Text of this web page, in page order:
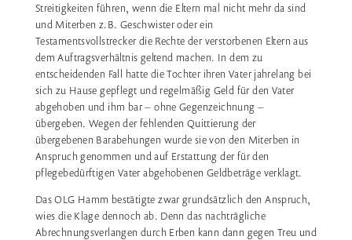
Streitigkeiten führen, wenn die Eltern mal nicht mehr da sind
und Miterben z.B. Geschwister oder ein
Testamentsvollstrecker die Rechte der verstorbenen Eltern aus
dem Auftragsverhältnis geltend machen. In dem zu
entscheidenden Fall hatte die Tochter ihren Vater jahrelang bei
sich zu Hause gepflegt und regelmäßig Geld für den Vater
abgehoben und ihm bar – ohne Gegenzeichnung –
übergeben. Wegen der fehlenden Quittierung der
übergebenen Barabehungen wurde sie von den Miterben in
Anspruch genommen und auf Erstattung der für den
pflegebedürftigen Vater abgehobenen Geldbeträge verklagt.
Das OLG Hamm bestätigte zwar grundsätzlich den Anspruch,
wies die Klage dennoch ab. Denn das nachträgliche
Abrechnungsverlangen durch Erben kann dann gegen Treu und